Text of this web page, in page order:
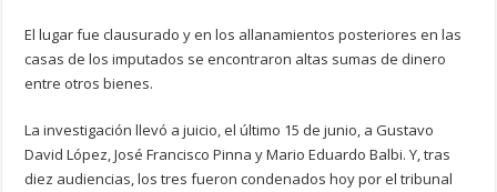
El lugar fue clausurado y en los allanamientos posteriores en las
casas de los imputados se encontraron altas sumas de dinero
entre otros bienes.
La investigación llevó a juicio, el último 15 de junio, a Gustavo
David López, José Francisco Pinna y Mario Eduardo Balbi. Y, tras
diez audiencias, los tres fueron condenados hoy por el tribunal